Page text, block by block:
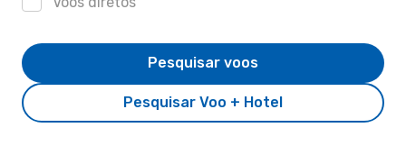
Pesquisar Voo + Hotel
Pesquisar voos